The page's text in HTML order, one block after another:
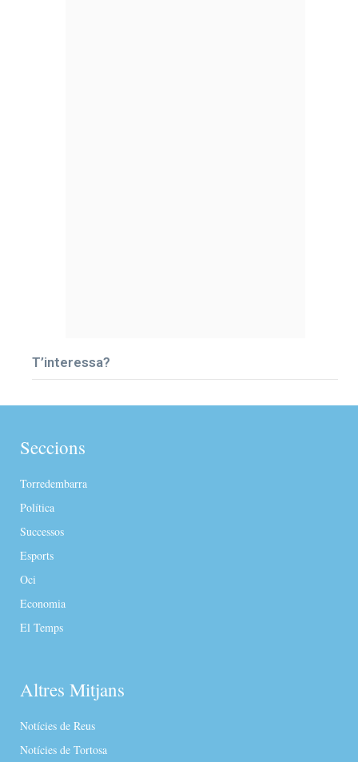
T’interessa?
Seccions
Torredembarra
Política
Successos
Esports
Oci
Economia
El Temps
Altres Mitjans
Notícies de Reus
Notícies de Tortosa